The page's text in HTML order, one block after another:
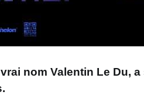
nom Valentin Le Du,